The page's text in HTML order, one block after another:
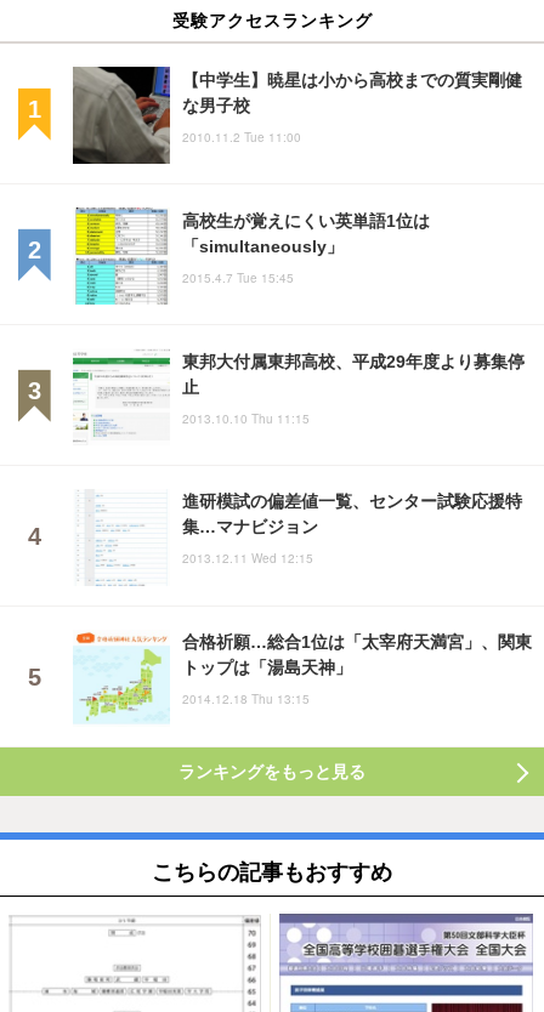
受験アクセスランキング
【中学生】暁星は小から高校までの質実剛健
な男子校
2010.11.2 Tue 11:00
高校生が覚えにくい英単語1位は
「simultaneously」
2015.4.7 Tue 15:45
東邦大付属東邦高校、平成29年度より募集停
止
2013.10.10 Thu 11:15
進研模試の偏差値一覧、センター試験応援特
集…マナビジョン
2013.12.11 Wed 12:15
合格祈願…総合1位は「太宰府天満宮」、関東
トップは「湯島天神」
2014.12.18 Thu 13:15
ランキングをもっと見る
こちらの記事もおすすめ